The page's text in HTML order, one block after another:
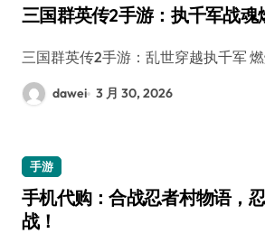
三国群英传2手游：执千军战魂
三国群英传2手游：乱世穿越执千军
dawei 3 月 30, 2026
手游
手机代购：合战忍者村物语，
战！